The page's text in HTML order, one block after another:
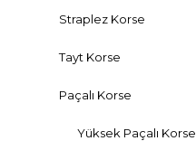
Straplez Korse
Tayt Korse
Paçalı Korse
Yüksek Paçalı Korse